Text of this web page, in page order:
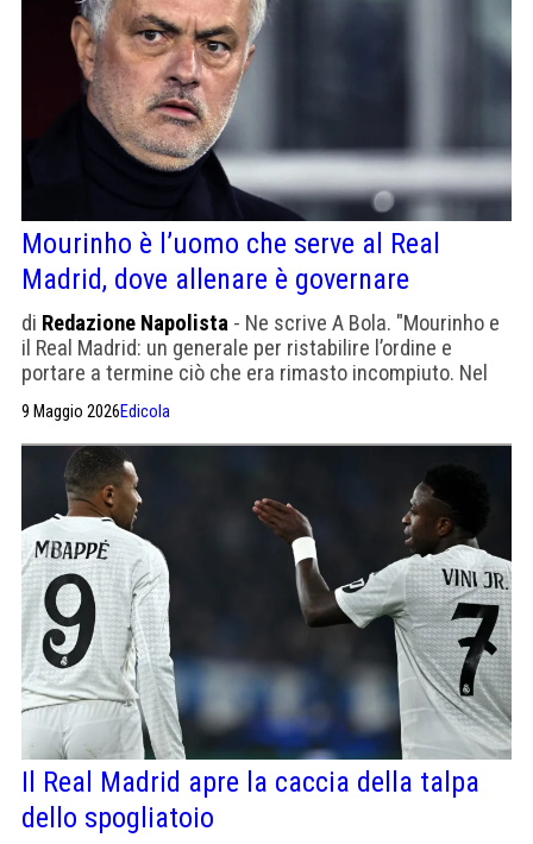
Mourinho è l’uomo che serve al Real
Madrid, dove allenare è governare
di Redazione Napolista - Ne scrive A Bola. "Mourinho e
il Real Madrid: un generale per ristabilire l’ordine e
portare a termine ciò che era rimasto incompiuto. Nel
Aveva guidato l’Inter a uno storico Triplete, coronato
dall’eliminazione del Barcellona in semifinale di
Champions League. Aveva detto: 'Io sono José, coi miei
pregi e coi miei difetti'." Oggi Florentino ha bisogno della
sua autorità
9 Maggio 2026Edicola
Il Real Madrid apre la caccia della talpa
dello spogliatoio